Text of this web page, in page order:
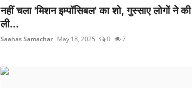
नहीं चला 'मिशन इम्पॉसिबल' का शो, गुस्साए लोगों ने की
ली...
Saahas Samachar May 18, 2025 0 7